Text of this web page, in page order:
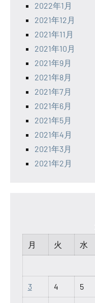
2022年1月
2021年12月
2021年11月
2021年10月
2021年9月
2021年8月
2021年7月
2021年6月
2021年5月
2021年4月
2021年3月
2021年2月
月
火 水
3 4 5